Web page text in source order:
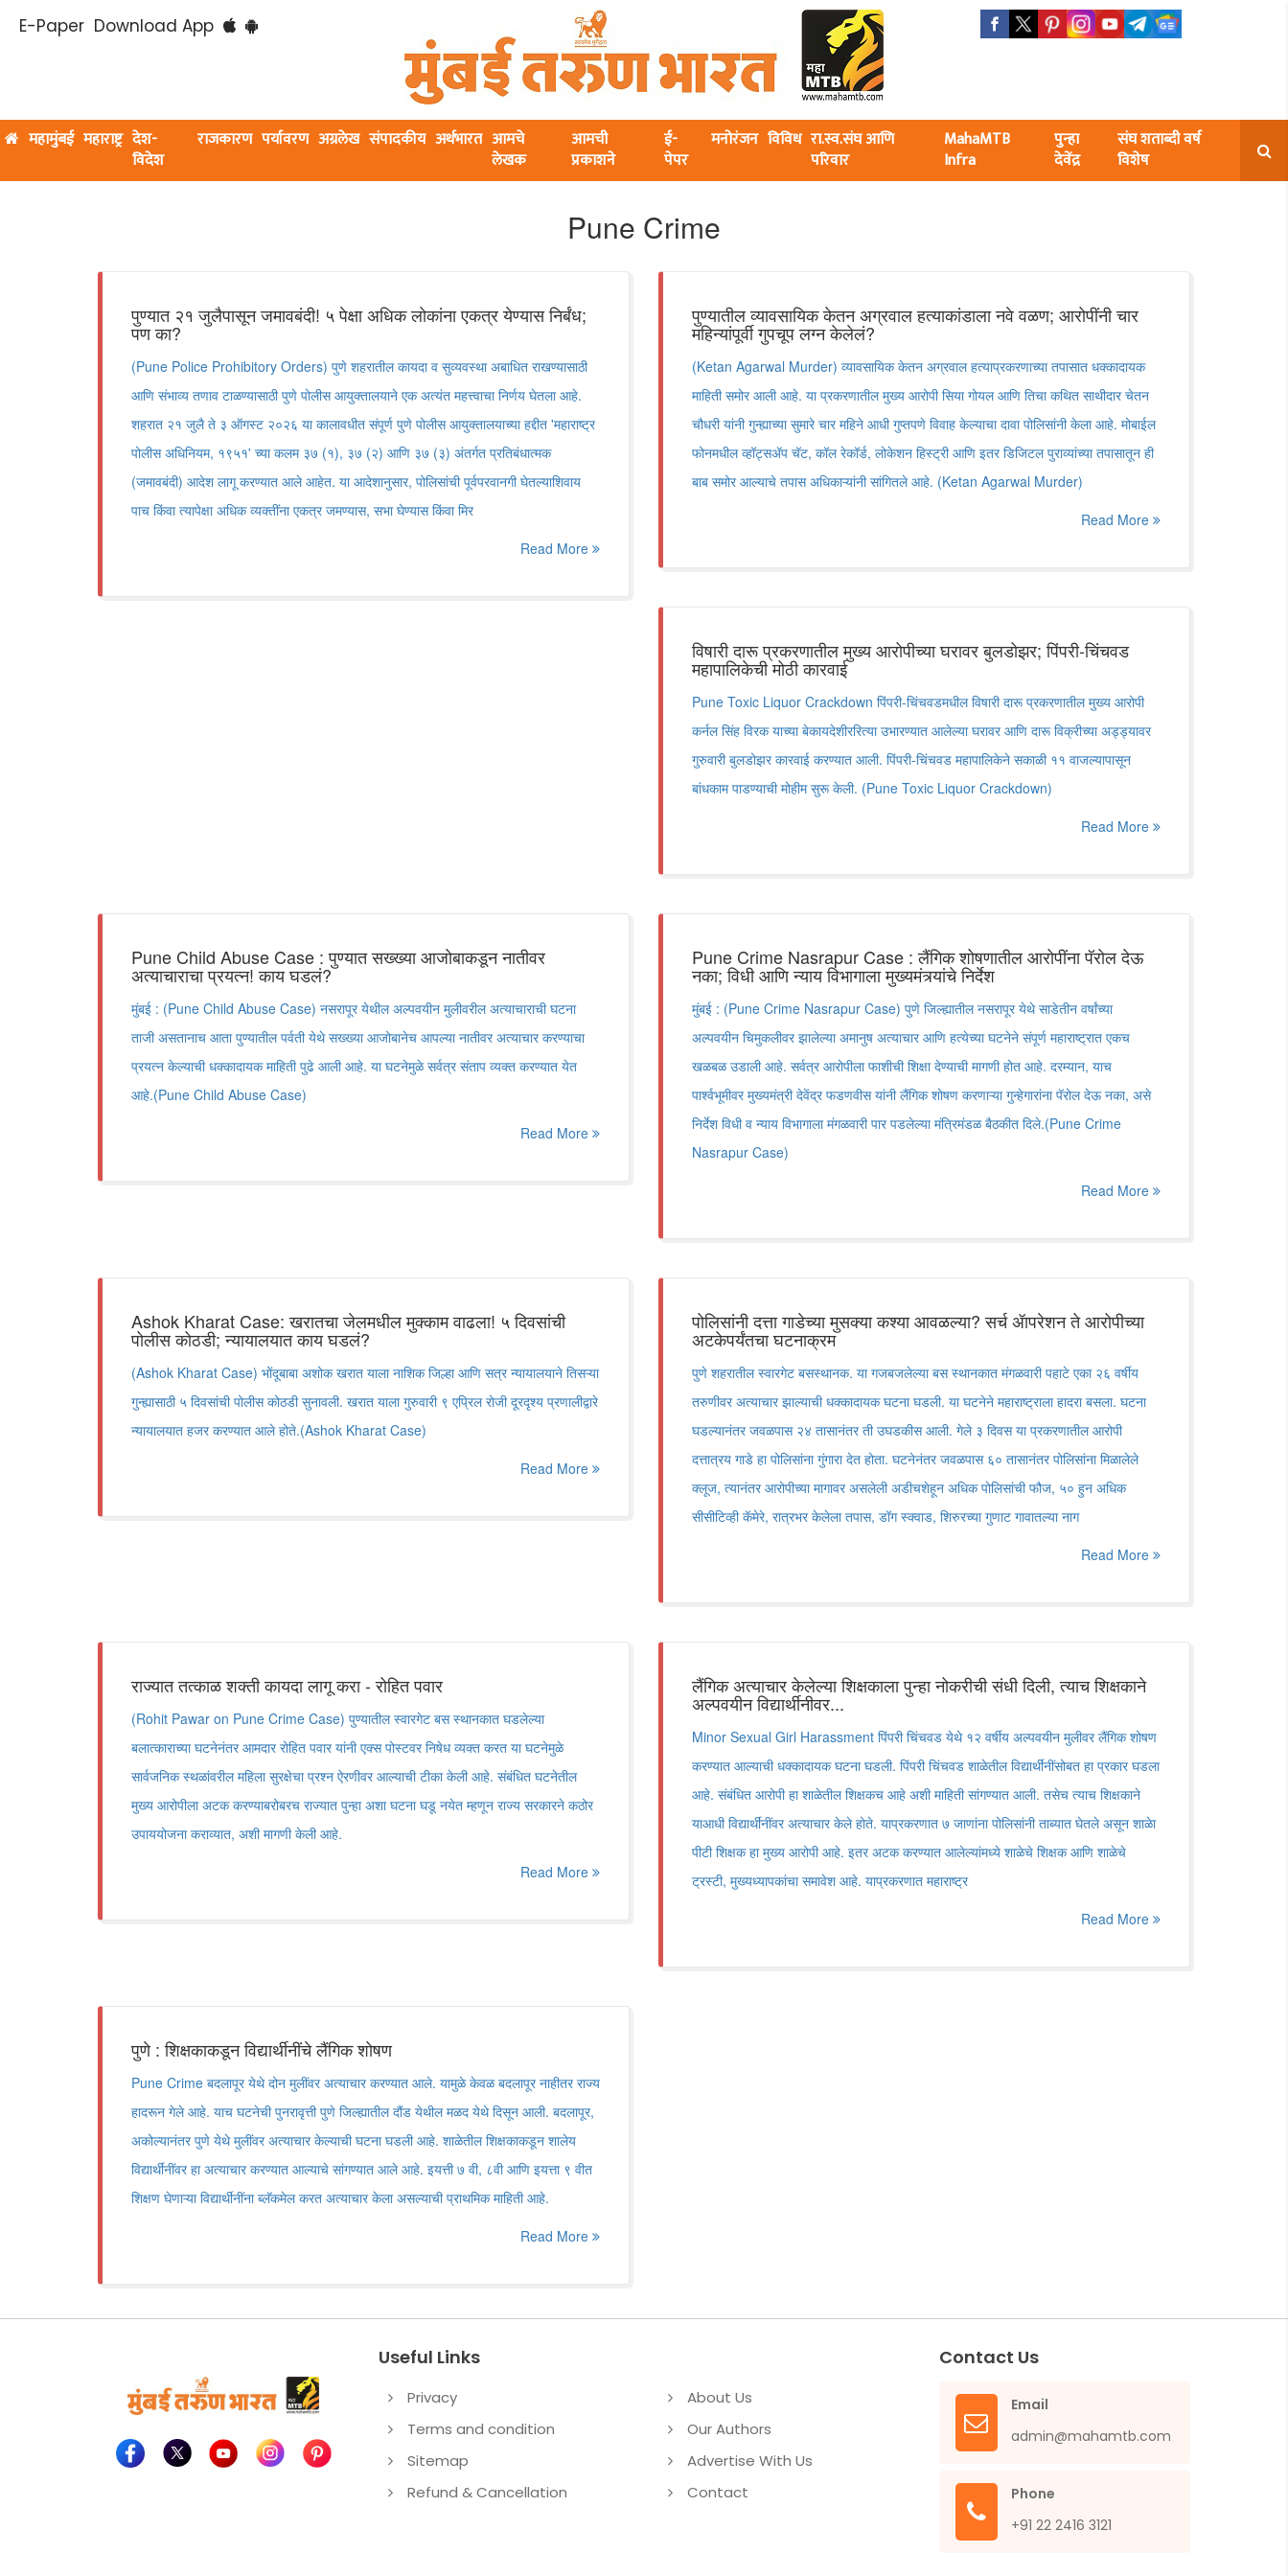
E-Paper Download App
महामुंबई महाराष्ट्र देश-
विदेश
राजकारण पर्यावरण अग्रलेख संपादकीय अर्थभारत आमचे
लेखक
आमची
प्रकाशने
ई-
पेपर
मनोरंजन विविध रा.स्व.संघ आणि
परिवार
MahaMTB
Infra
पुन्हा
देवेंद्र
संघ शताब्दी वर्ष
विशेष
Pune Crime
पुण्यात २१ जुलैपासून जमावबंदी! ५ पेक्षा अधिक लोकांना एकत्र येण्यास निर्बंध;
पण का?
(Pune Police Prohibitory Orders) पुणे शहरातील कायदा व सुव्यवस्था अबाधित राखण्यासाठी
आणि संभाव्य तणाव टाळण्यासाठी पुणे पोलीस आयुक्तालयाने एक अत्यंत महत्त्वाचा निर्णय घेतला आहे.
शहरात २१ जुलै ते ३ ऑगस्ट २०२६ या कालावधीत संपूर्ण पुणे पोलीस आयुक्तालयाच्या हद्दीत 'महाराष्ट्र
पोलीस अधिनियम, १९५१' च्या कलम ३७ (१), ३७ (२) आणि ३७ (३) अंतर्गत प्रतिबंधात्मक
(जमावबंदी) आदेश लागू करण्यात आले आहेत. या आदेशानुसार, पोलिसांची पूर्वपरवानगी घेतल्याशिवाय
पाच किंवा त्यापेक्षा अधिक व्यक्तींना एकत्र जमण्यास, सभा घेण्यास किंवा मिर
Read More
पुण्यातील व्यावसायिक केतन अग्रवाल हत्याकांडाला नवे वळण; आरोपींनी चार
महिन्यांपूर्वी गुपचूप लग्न केलेलं?
(Ketan Agarwal Murder) व्यावसायिक केतन अग्रवाल हत्याप्रकरणाच्या तपासात धक्कादायक
माहिती समोर आली आहे. या प्रकरणातील मुख्य आरोपी सिया गोयल आणि तिचा कथित साथीदार चेतन
चौधरी यांनी गुन्ह्याच्या सुमारे चार महिने आधी गुप्तपणे विवाह केल्याचा दावा पोलिसांनी केला आहे. मोबाईल
फोनमधील व्हॉट्सॲप चॅट, कॉल रेकॉर्ड, लोकेशन हिस्ट्री आणि इतर डिजिटल पुराव्यांच्या तपासातून ही
बाब समोर आल्याचे तपास अधिकाऱ्यांनी सांगितले आहे. (Ketan Agarwal Murder)
Read More
विषारी दारू प्रकरणातील मुख्य आरोपीच्या घरावर बुलडोझर; पिंपरी-चिंचवड
महापालिकेची मोठी कारवाई
Pune Toxic Liquor Crackdown पिंपरी-चिंचवडमधील विषारी दारू प्रकरणातील मुख्य आरोपी
कर्नल सिंह विरक याच्या बेकायदेशीररित्या उभारण्यात आलेल्या घरावर आणि दारू विक्रीच्या अड्ड्यावर
गुरुवारी बुलडोझर कारवाई करण्यात आली. पिंपरी-चिंचवड महापालिकेने सकाळी ११ वाजल्यापासून
बांधकाम पाडण्याची मोहीम सुरू केली. (Pune Toxic Liquor Crackdown)
Read More
Pune Child Abuse Case : पुण्यात सख्ख्या आजोबाकडून नातीवर
अत्याचाराचा प्रयत्न! काय घडलं?
मुंबई : (Pune Child Abuse Case) नसरापूर येथील अल्पवयीन मुलीवरील अत्याचाराची घटना
ताजी असतानाच आता पुण्यातील पर्वती येथे सख्ख्या आजोबानेच आपल्या नातीवर अत्याचार करण्याचा
प्रयत्न केल्याची धक्कादायक माहिती पुढे आली आहे. या घटनेमुळे सर्वत्र संताप व्यक्त करण्यात येत
आहे.(Pune Child Abuse Case)
Read More
Pune Crime Nasrapur Case : लैंगिक शोषणातील आरोपींना पॅरोल देऊ
नका; विधी आणि न्याय विभागाला मुख्यमंत्र्यांचे निर्देश
मुंबई : (Pune Crime Nasrapur Case) पुणे जिल्ह्यातील नसरापूर येथे साडेतीन वर्षांच्या
अल्पवयीन चिमुकलीवर झालेल्या अमानुष अत्याचार आणि हत्येच्या घटनेने संपूर्ण महाराष्ट्रात एकच
खळबळ उडाली आहे. सर्वत्र आरोपीला फाशीची शिक्षा देण्याची मागणी होत आहे. दरम्यान, याच
पार्श्वभूमीवर मुख्यमंत्री देवेंद्र फडणवीस यांनी लैंगिक शोषण करणाऱ्या गुन्हेगारांना पॅरोल देऊ नका, असे
निर्देश विधी व न्याय विभागाला मंगळवारी पार पडलेल्या मंत्रिमंडळ बैठकीत दिले.(Pune Crime
Nasrapur Case)
Read More
Ashok Kharat Case: खरातचा जेलमधील मुक्काम वाढला! ५ दिवसांची
पोलीस कोठडी; न्यायालयात काय घडलं?
(Ashok Kharat Case) भोंदूबाबा अशोक खरात याला नाशिक जिल्हा आणि सत्र न्यायालयाने तिसऱ्या
गुन्ह्यासाठी ५ दिवसांची पोलीस कोठडी सुनावली. खरात याला गुरुवारी ९ एप्रिल रोजी दूरदृश्य प्रणालीद्वारे
न्यायालयात हजर करण्यात आले होते.(Ashok Kharat Case)
Read More
पोलिसांनी दत्ता गाडेच्या मुसक्या कश्या आवळल्या? सर्च ॲापरेशन ते आरोपीच्या
अटकेपर्यंतचा घटनाक्रम
पुणे शहरातील स्वारगेट बसस्थानक. या गजबजलेल्या बस स्थानकात मंगळवारी पहाटे एका २६ वर्षीय
तरुणीवर अत्याचार झाल्याची धक्कादायक घटना घडली. या घटनेने महाराष्ट्राला हादरा बसला. घटना
घडल्यानंतर जवळपास २४ तासानंतर ती उघडकीस आली. गेले ३ दिवस या प्रकरणातील आरोपी
दत्तात्रय गाडे हा पोलिसांना गुंगारा देत होता. घटनेनंतर जवळपास ६० तासानंतर पोलिसांना मिळालेले
क्लूज, त्यानंतर आरोपीच्या मागावर असलेली अडीचशेहून अधिक पोलिसांची फौज, ५० हुन अधिक
सीसीटिव्ही कॅमेरे, रात्रभर केलेला तपास, डॉग स्क्वाड, शिरुरच्या गुणाट गावातल्या नाग
Read More
राज्यात तत्काळ शक्ती कायदा लागू करा - रोहित पवार
(Rohit Pawar on Pune Crime Case) पुण्यातील स्वारगेट बस स्थानकात घडलेल्या
बलात्काराच्या घटनेनंतर आमदार रोहित पवार यांनी एक्स पोस्टवर निषेध व्यक्त करत या घटनेमुळे
सार्वजनिक स्थळांवरील महिला सुरक्षेचा प्रश्न ऐरणीवर आल्याची टीका केली आहे. संबंधित घटनेतील
मुख्य आरोपीला अटक करण्याबरोबरच राज्यात पुन्हा अशा घटना घडू नयेत म्हणून राज्य सरकारने कठोर
उपाययोजना कराव्यात, अशी मागणी केली आहे.
Read More
लैंगिक अत्याचार केलेल्या शिक्षकाला पुन्हा नोकरीची संधी दिली, त्याच शिक्षकाने
अल्पवयीन विद्यार्थीनीवर...
Minor Sexual Girl Harassment पिंपरी चिंचवड येथे १२ वर्षीय अल्पवयीन मुलीवर लैंगिक शोषण
करण्यात आल्याची धक्कादायक घटना घडली. पिंपरी चिंचवड शाळेतील विद्यार्थींनींसोबत हा प्रकार घडला
आहे. संबंधित आरोपी हा शाळेतील शिक्षकच आहे अशी माहिती सांगण्यात आली. तसेच त्याच शिक्षकाने
याआधी विद्यार्थींनींवर अत्याचार केले होते. याप्रकरणात ७ जाणांना पोलिसांनी ताब्यात घेतले असून शाळेा
पीटी शिक्षक हा मुख्य आरोपी आहे. इतर अटक करण्यात आलेल्यांमध्ये शाळेचे शिक्षक आणि शाळेचे
ट्रस्टी, मुख्यध्यापकांचा समावेश आहे. याप्रकरणात महाराष्ट्र
Read More
पुणे : शिक्षकाकडून विद्यार्थीनींचे लैंगिक शोषण
Pune Crime बदलापूर येथे दोन मुलींवर अत्याचार करण्यात आले. यामुळे केवळ बदलापूर नाहीतर राज्य
हादरून गेले आहे. याच घटनेची पुनरावृत्ती पुणे जिल्ह्यातील दौंड येथील मळद येथे दिसून आली. बदलापूर,
अकोल्यानंतर पुणे येथे मुलींवर अत्याचार केल्याची घटना घडली आहे. शाळेतील शिक्षकाकडून शालेय
विद्यार्थींनींवर हा अत्याचार करण्यात आल्याचे सांगण्यात आले आहे. इयत्ती ७ वी, ८वी आणि इयत्ता ९ वीत
शिक्षण घेणाऱ्या विद्यार्थीनींना ब्लॅकमेल करत अत्याचार केला असल्याची प्राथमिक माहिती आहे.
Read More
Useful Links
Privacy
Terms and condition
Sitemap
Refund & Cancellation
About Us
Our Authors
Advertise With Us
Contact
Contact Us
Email
admin@mahamtb.com
Phone
+91 22 2416 3121